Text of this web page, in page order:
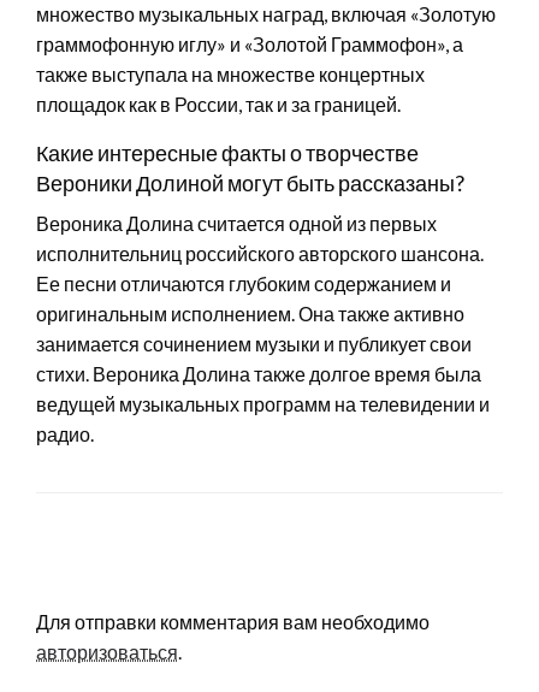
множество музыкальных наград, включая «Золотую
граммофонную иглу» и «Золотой Граммофон», а
также выступала на множестве концертных
площадок как в России, так и за границей.
Какие интересные факты о творчестве
Вероники Долиной могут быть рассказаны?
Вероника Долина считается одной из первых
исполнительниц российского авторского шансона.
Ее песни отличаются глубоким содержанием и
оригинальным исполнением. Она также активно
занимается сочинением музыки и публикует свои
стихи. Вероника Долина также долгое время была
ведущей музыкальных программ на телевидении и
радио.
Для отправки комментария вам необходимо
авторизоваться.